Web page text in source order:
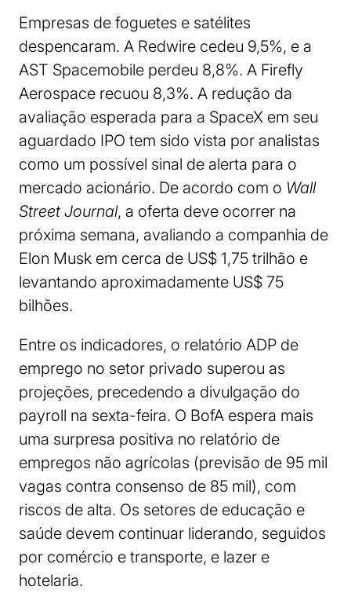
Empresas de foguetes e satélites
despencaram. A Redwire cedeu 9,5%, e a
AST Spacemobile perdeu 8,8%. A Firefly
Aerospace recuou 8,3%. A redução da
avaliação esperada para a SpaceX em seu
aguardado IPO tem sido vista por analistas
como um possível sinal de alerta para o
mercado acionário. De acordo com o Wall
Street Journal, a oferta deve ocorrer na
próxima semana, avaliando a companhia de
Elon Musk em cerca de US$ 1,75 trilhão e
levantando aproximadamente US$ 75
bilhões.
Entre os indicadores, o relatório ADP de
emprego no setor privado superou as
projeções, precedendo a divulgação do
payroll na sexta-feira. O BofA espera mais
uma surpresa positiva no relatório de
empregos não agrícolas (previsão de 95 mil
vagas contra consenso de 85 mil), com
riscos de alta. Os setores de educação e
saúde devem continuar liderando, seguidos
por comércio e transporte, e lazer e
hotelaria.